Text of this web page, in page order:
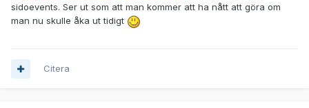
sidoevents. Ser ut som att man kommer att ha nått att göra om
man nu skulle åka ut tidigt
Citera